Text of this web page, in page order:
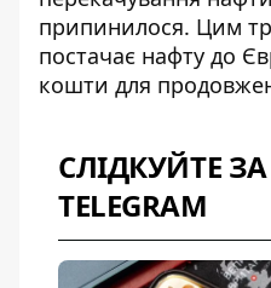
припинилося. Цим
постачає нафту до
кошти для
СЛІДКУЙТЕ
TELEGRAM